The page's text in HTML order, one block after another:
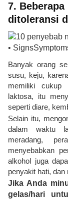
7.
ditoleransi
Banyak orang
susu, keju,
memiliki cukup
laktosa, itu
seperti diare,
Selain itu,
dalam waktu
meradang,
menyebabkan
alkohol juga
penyakit hati, dan
Jika Anda
gelas/hari